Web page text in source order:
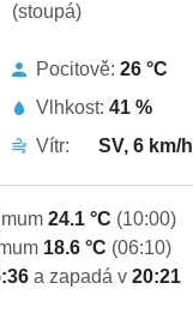
(stoupá)
Pocitově: 26 °C
Vlhkost: 41 %
Vítr:
SV, 6 km/h
24.1 °C (10:00)
18.6 °C (06:10)
a zapadá v 20:21